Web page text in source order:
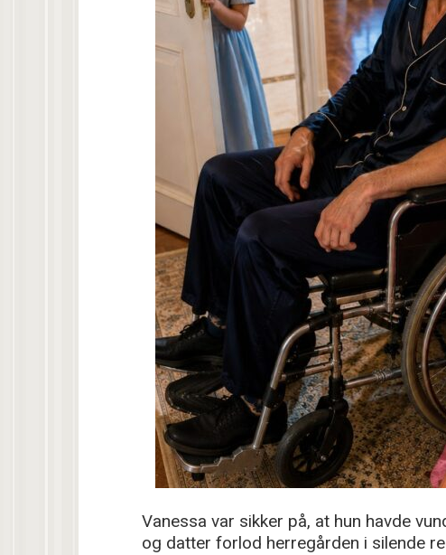
Vanessa var sikker på, at hun havde
og datter forlod herregården i silende